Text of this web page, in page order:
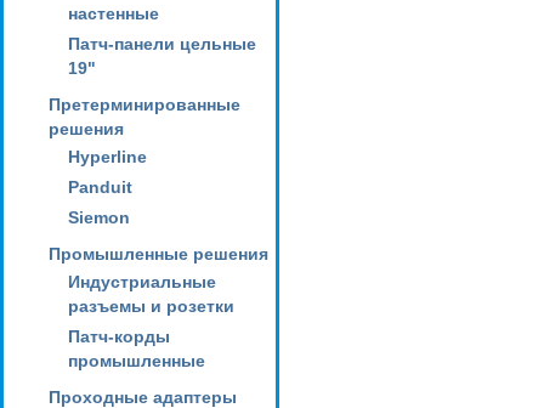
настенные
Патч-панели цельные
19"
Претерминированные
решения
Hyperline
Panduit
Siemon
Промышленные решения
Индустриальные
разъемы и розетки
Патч-корды
промышленные
Проходные адаптеры